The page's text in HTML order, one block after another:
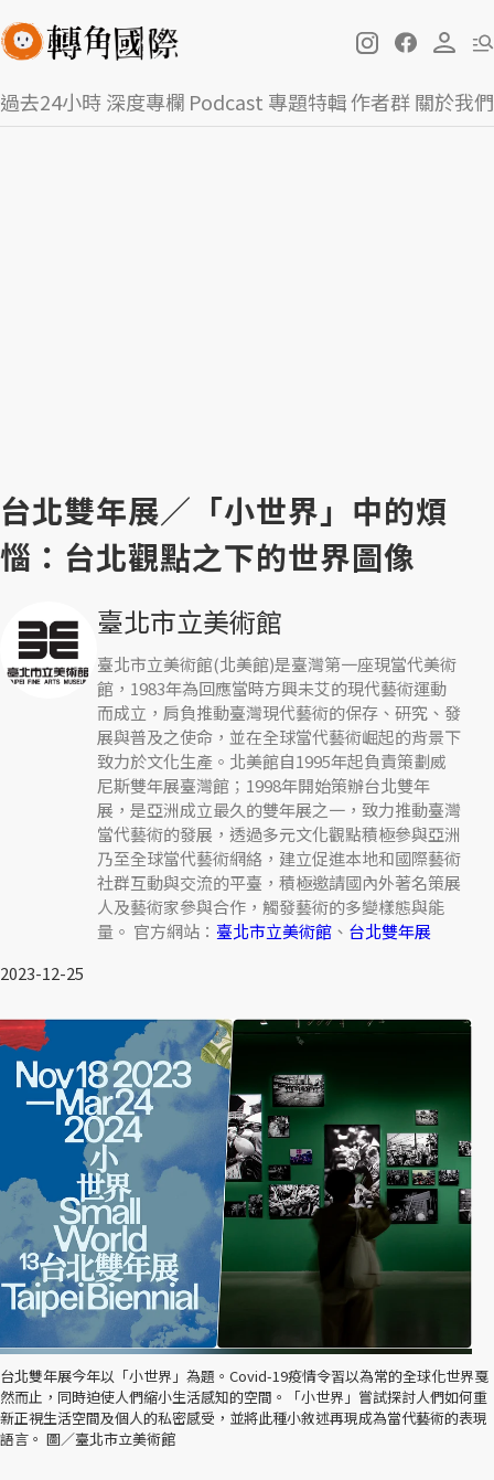
過去24小時深度專欄 Podcast 專題特輯作者群關於我們
台北雙年展／「小世界」中的煩
惱：台北觀點之下的世界圖像
臺北市立美術館
臺北市立美術館(北美館)是臺灣第一座現當代美術
館，1983年為回應當時方興未艾的現代藝術運動
而成立，肩負推動臺灣現代藝術的保存、研究、發
展與普及之使命，並在全球當代藝術崛起的背景下
致力於文化生產。北美館自1995年起負責策劃威
尼斯雙年展臺灣館；1998年開始策辦台北雙年
展，是亞洲成立最久的雙年展之一，致力推動臺灣
當代藝術的發展，透過多元文化觀點積極參與亞洲
乃至全球當代藝術網絡，建立促進本地和國際藝術
社群互動與交流的平臺，積極邀請國內外著名策展
人及藝術家參與合作，觸發藝術的多變樣態與能
量。 官方網站： 臺北市立美術館 、 台北雙年展
2023-12-25
台北雙年展今年以「小世界」為題。Covid-19疫情令習以為常的全球化世界戛
然而止，同時迫使人們縮小生活感知的空間。「小世界」嘗試探討人們如何重
新正視生活空間及個人的私密感受，並將此種小敘述再現成為當代藝術的表現
語言。 圖／臺北市立美術館